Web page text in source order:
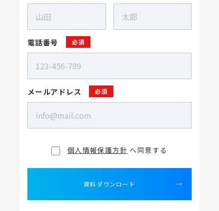
電話番号 必須
メールアドレス 必須
個人情報保護方針 へ同意する
資料ダウンロード